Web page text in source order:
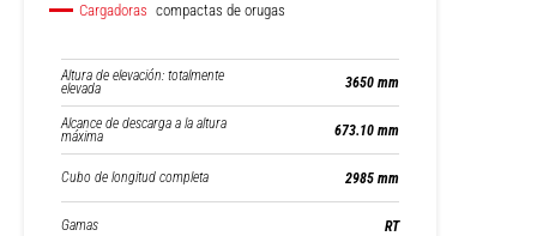
Cargadoras compactas de orugas
Altura de elevación: totalmente
elevada 3650 mm
Alcance de descarga a la altura
máxima 673.10 mm
Cubo de longitud completa 2985 mm
Gamas RT